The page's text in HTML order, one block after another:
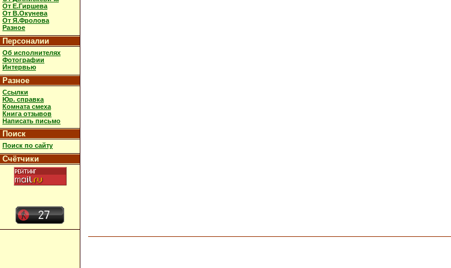
От Е.Гиршева
От В.Окунева
От Я.Фролова
Разное
Персоналии
Об исполнителях
Фотографии
Интервью
Разное
Ссылки
Юр. справка
Комната смеха
Книга отзывов
Написать письмо
Поиск
Поиск по сайту
Счётчики